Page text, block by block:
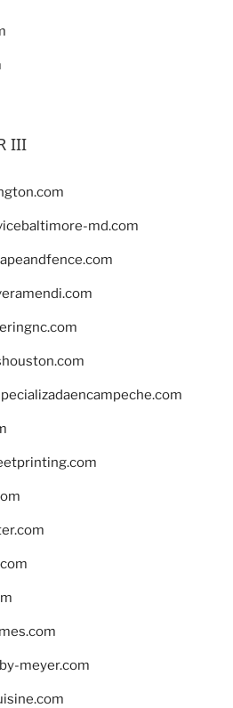
III
md.com
meyer.com